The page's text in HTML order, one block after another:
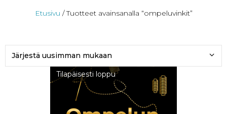
Etusivu / Tuotteet avainsanalla “ompeluvinkit”
Tilapäisesti loppu